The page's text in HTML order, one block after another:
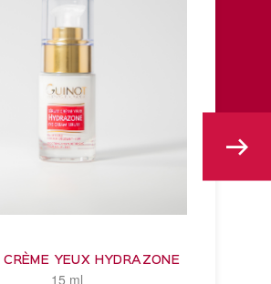
CRÈME YEUX HYDRAZONE
15 ml